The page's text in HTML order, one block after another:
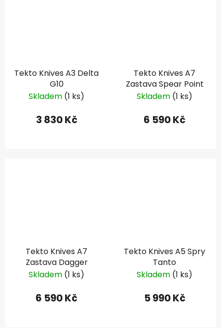
Tekto Knives A3 Delta
G10
Skladem (1 ks)
3 830 Kč
Tekto Knives A7
Zastava Spear Point
Skladem (1 ks)
6 590 Kč
Tekto Knives A7
Zastava Dagger
Skladem (1 ks)
6 590 Kč
Tekto Knives A5 Spry
Tanto
Skladem (1 ks)
5 990 Kč